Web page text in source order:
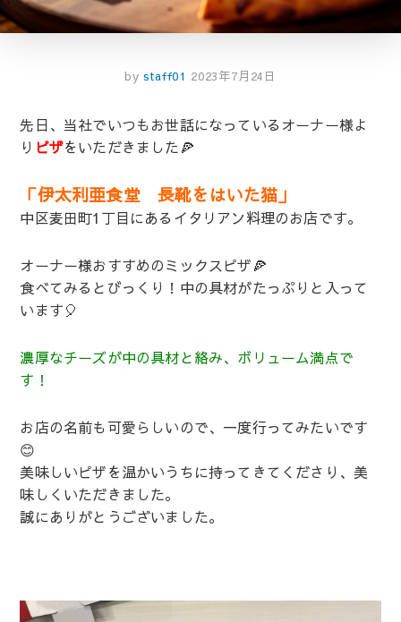
by staff01 2023年7月24日
先日、当社でいつもお世話になっているオーナー様よ
り ピザをいただきました🍕
「伊太利亜食堂 長靴をはいた猫」
中区麦田町1丁目にあるイタリアン料理のお店です。
オーナー様おすすめのミックスピザ🍕
食べてみるとびっくり！中の具材がたっぷりと入って
います🎈
濃厚なチーズが中の具材と絡み、ボリューム満点で
す！
お店の名前も可愛らしいので、一度行ってみたいです
😊
美味しいピザを温かいうちに持ってきてくださり、美
味しくいただきました。
誠にありがとうございました。